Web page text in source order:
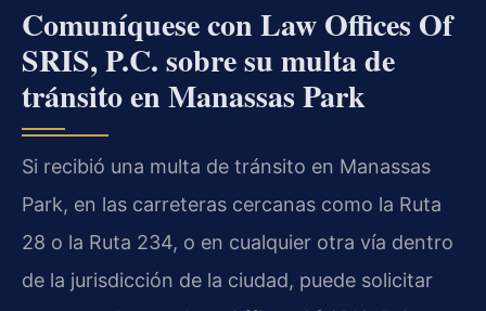
Comuníquese con Law Offices Of
SRIS, P.C. sobre su multa de
tránsito en Manassas Park
Si recibió una multa de tránsito en Manassas
Park, en las carreteras cercanas como la Ruta
28 o la Ruta 234, o en cualquier otra vía dentro
de la jurisdicción de la ciudad, puede solicitar